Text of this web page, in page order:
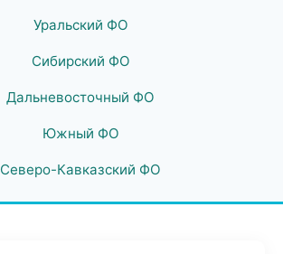
Уральский ФО
Сибирский ФО
Дальневосточный ФО
Южный ФО
Северо-Кавказский ФО